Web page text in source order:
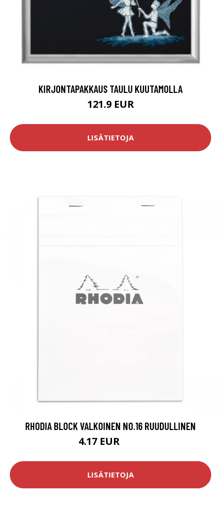
KIRJONTAPAKKAUS TAULU KUUTAMOLLA
121.9 EUR
LISÄTIETOJA
RHODIA BLOCK VALKOINEN NO.16 RUUDULLINEN
4.17 EUR
LISÄTIETOJA